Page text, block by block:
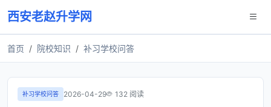
西安老赵升学网
首页 院校知识 补习学校问答
补习学校问答 2026-04-29 132 阅读